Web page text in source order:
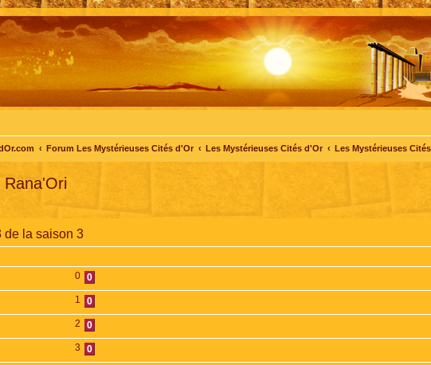
Forum Les Mystérieuses Cités d'Or Les Mystérieuses Cités d'Or Les Mystérieuses
de la saison 3
0 0
1 0
2 0
3 0